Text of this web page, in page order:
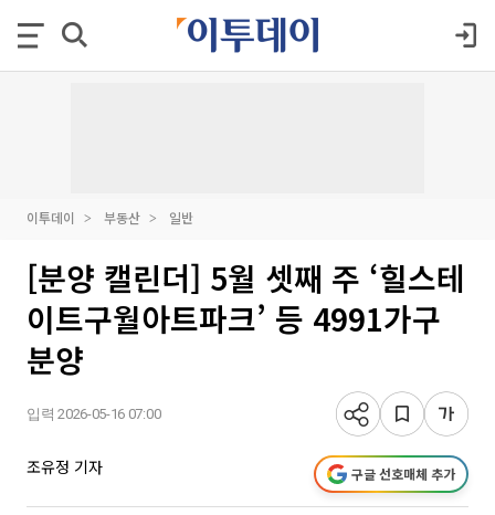
이투데이 부동산 일반
[분양 캘린더] 5월 셋째 주 ‘힐스테
이트구월아트파크’ 등 4991가구
분양
입력 2026-05-16 07:00
조유정 기자 구글 선호매체 추가